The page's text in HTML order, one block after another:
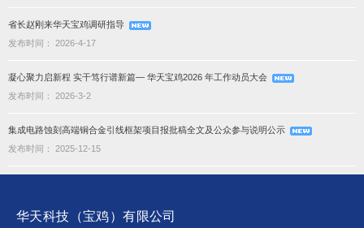
省长赵刚来华天宝鸡调研指导
发布时间： 2026-4-17
凝心聚力启新程 实干笃行谱新篇— 华天宝鸡2026 年工作动员大会
发布时间： 2026-3-2
集成电路蚀刻高端铜合金引线框架项目报批稿全文及公众参与说明公示
发布时间： 2025-12-15
华天科技（宝鸡）有限公司